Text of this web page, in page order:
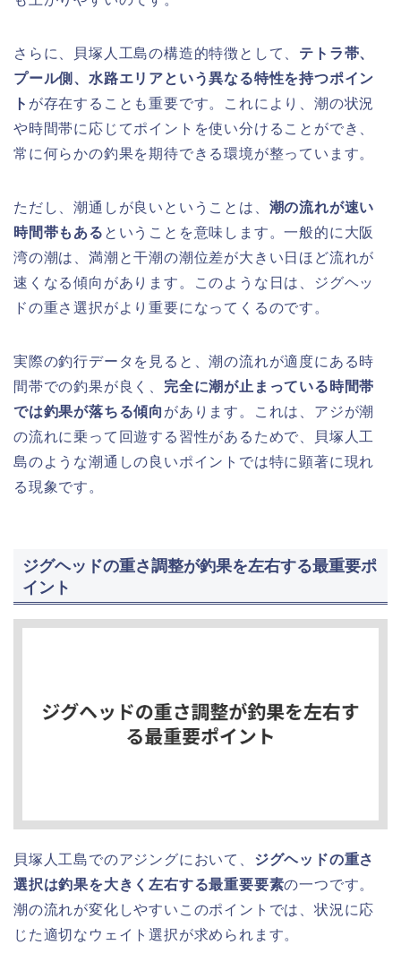
さらに、貝塚人工島の構造的特徴として、 テトラ帯、
プール側、水路エリアという異なる特性を持つポイン
ト が存在することも重要です。これにより、潮の状況
や時間帯に応じてポイントを使い分けることができ、
常に何らかの釣果を期待できる環境が整っています。
ただし、潮通しが良いということは、 潮の流れが速い
時間帯もある ということを意味します。一般的に大阪
湾の潮は、満潮と干潮の潮位差が大きい日ほど流れが
速くなる傾向があります。このような日は、ジグヘッ
ドの重さ選択がより重要になってくるのです。
実際の釣行データを見ると、潮の流れが適度にある時
間帯での釣果が良く、 完全に潮が止まっている時間帯
では釣果が落ちる傾向 があります。これは、アジが潮
の流れに乗って回遊する習性があるためで、貝塚人工
島のような潮通しの良いポイントでは特に顕著に現れ
る現象です。
ジグヘッドの重さ調整が釣果を左右する最重要ポ
イント
貝塚人工島でのアジングにおいて、 ジグヘッドの重さ
選択は釣果を大きく左右する最重要要素の一つです。
潮の流れが変化しやすいこのポイントでは、状況に応
じた適切なウェイト選択が求められます。